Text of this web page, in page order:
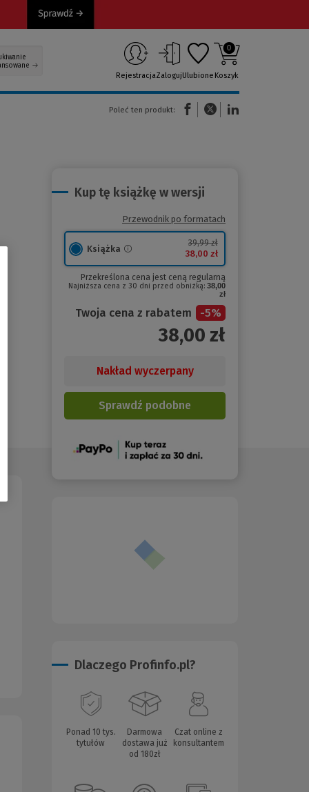
RejestracjaZalogujUlubione
0
Koszyk
Poleć ten produkt:
(Nowe okno)(Link do innej strony)
Kup tę książkę w wersji
Przewodnik po formatach
Książka
39,99 zł
38,00 zł
Przekreślona cena jest ceną regularną
Najniższa cena z 30 dni przed obniżką: 38,00
zł
Twoja cena z rabatem -5%
38,00 zł
Nakład wyczerpany
Sprawdź podobne
(Nowe
Dlaczego Profinfo.pl?
Ponad 10 tys.
tytułów
Darmowa
dostawa już
od 180zł
Czat online z
konsultantem